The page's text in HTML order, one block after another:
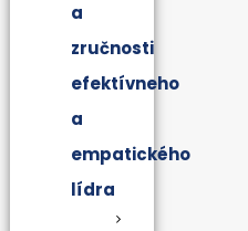
a
zručnosti
efektívneho
a
empatického
lídra